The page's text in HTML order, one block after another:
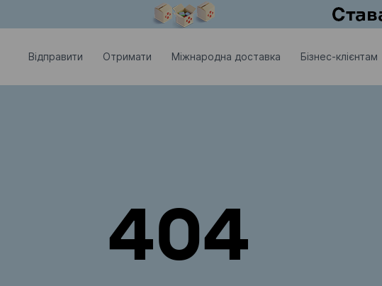
Відправити Отримати Міжнародна доставка Бізнес-клієнтам
404